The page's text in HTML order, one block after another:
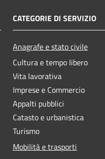
CATEGORIE DI SERVIZIO
Anagrafe e stato civile
Cultura e tempo libero
Vita lavorativa
Imprese e Commercio
Appalti pubblici
Catasto e urbanistica
Turismo
Mobilità e trasporti